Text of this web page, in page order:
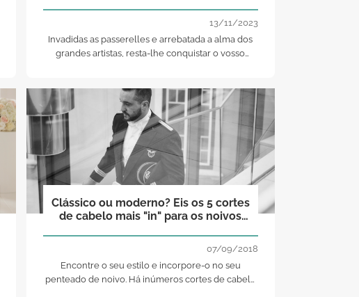
13/11/2023
Invadidas as passerelles e arrebatada a alma dos
grandes artistas, resta-lhe conquistar o vosso
Zankyou Magazine.
Clássico ou moderno? Eis os 5 cortes
de cabelo mais "in" para os noivos
07/09/2018
Encontre o seu estilo e incorpore-o no seu
penteado de noivo. Há inúmeros cortes de cabelo